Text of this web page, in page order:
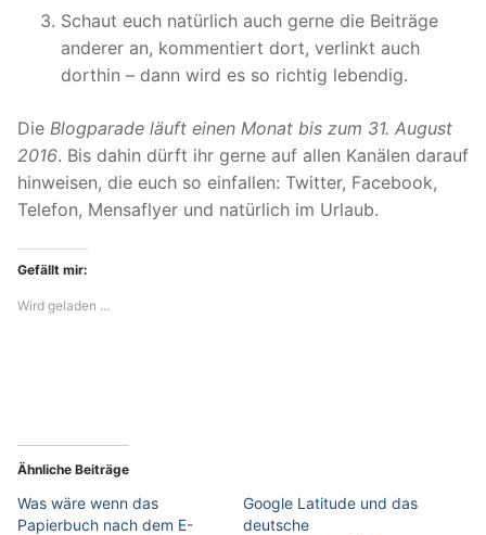
Schaut euch natürlich auch gerne die Beiträge
anderer an, kommentiert dort, verlinkt auch
dorthin – dann wird es so richtig lebendig.
Die Blogparade läuft einen Monat bis zum 31. August
2016. Bis dahin dürft ihr gerne auf allen Kanälen darauf
hinweisen, die euch so einfallen: Twitter, Facebook,
Telefon, Mensaflyer und natürlich im Urlaub.
Gefällt mir:
Wird geladen …
Ähnliche Beiträge
Was wäre wenn das
Papierbuch nach dem E-
Google Latitude und das
deutsche